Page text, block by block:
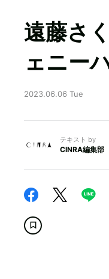
遠藤さ
ェニー
2023.06.06 Tue
テキスト by
CINRA編集部